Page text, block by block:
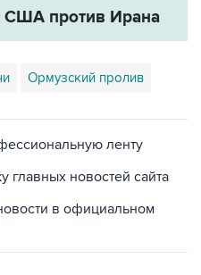
США против Ирана
Ормузский пролив
ленту
главных новостей сайта
в официальном